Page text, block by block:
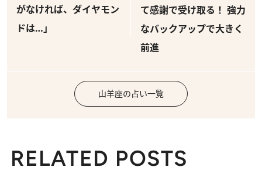
がなければ、ダイヤモン
ドは…」
て感謝で受け取る！ 強力
なバックアップで大きく
前進
山羊座の占い一覧
RELATED POSTS